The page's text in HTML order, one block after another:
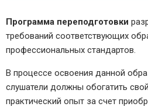
Программа переподготовки
требований соответствующих
профессиональных стандартов.
В процессе освоения данной
слушатели должны обогатить
практический опыт за счет